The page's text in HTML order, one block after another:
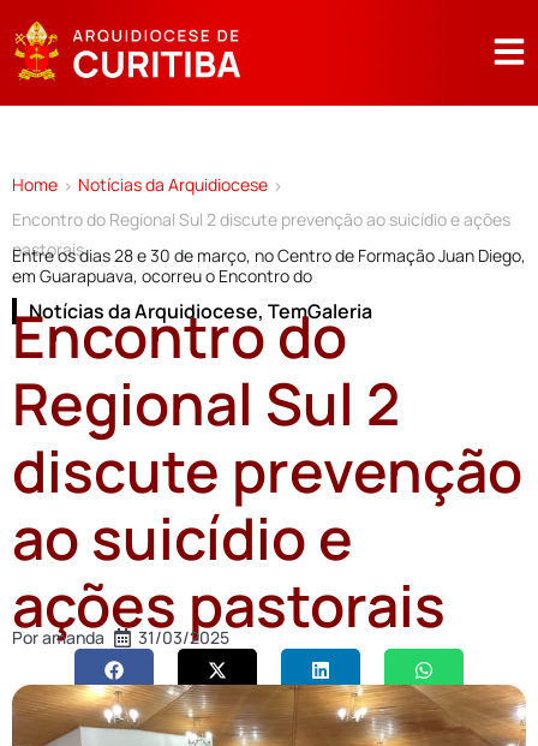
Home > Notícias da Arquidiocese >
Encontro do Regional Sul 2 discute prevenção ao suicídio e ações
pastorais
Entre os dias 28 e 30 de março, no Centro de Formação Juan Diego,
em Guarapuava, ocorreu o Encontro do
Notícias da Arquidiocese, TemGaleria
Encontro do
Regional Sul 2
discute prevenção
ao suicídio e
ações pastorais
Poramanda 31/03/2025